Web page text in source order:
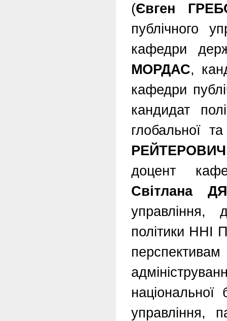
(Євген
публічного
кафедри
МОРДАС,
кафедри
кандидат
глобальної
РЕЙТЕРОВИЧ
доцент
Світлана
управління,
політики ННІ
національної
управління,